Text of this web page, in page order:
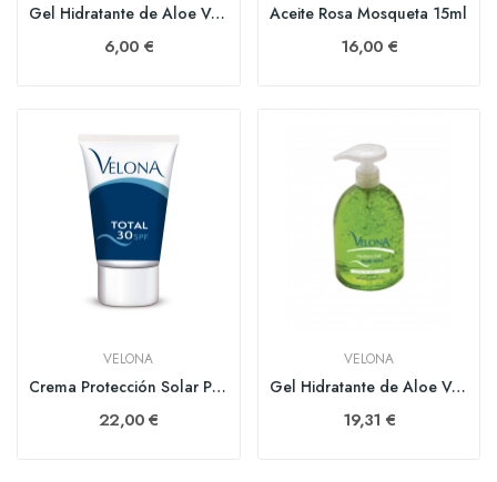
Gel Hidratante de Aloe Vera 50ml
6,00 €
Aceite Rosa Mosqueta 15ml
16,00 €
VELONA
Crema Protección Solar Pantalla Total 30SPF 50ml
22,00 €
VELONA
Gel Hidratante de Aloe Vera Sin Alcohol 500ml
19,31 €